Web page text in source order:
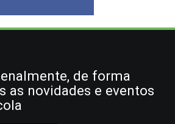
de forma
as novidades e eventos